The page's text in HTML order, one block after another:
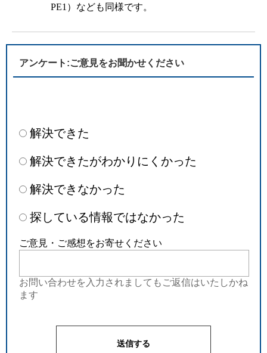
PE1）なども同様です。
アンケート:ご意見をお聞かせください
解決できた
解決できたがわかりにくかった
解決できなかった
探している情報ではなかった
ご意見・ご感想をお寄せください
お問い合わせを入力されましてもご返信はいたしかね
ます